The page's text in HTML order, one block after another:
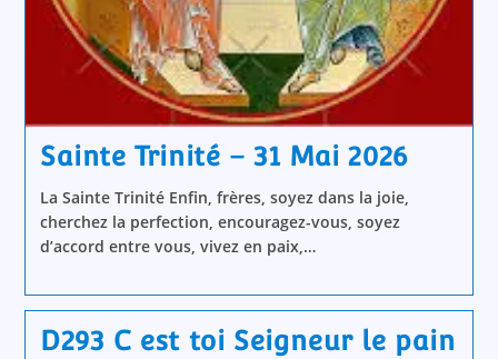
Sainte Trinité – 31 Mai 2026
La Sainte Trinité Enfin, frères, soyez dans la joie,
cherchez la perfection, encouragez-vous, soyez
d’accord entre vous, vivez en paix,…
D293 C est toi Seigneur le pain